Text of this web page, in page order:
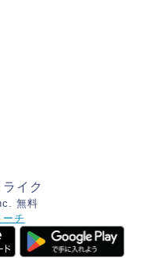
イク
無料
ーチ